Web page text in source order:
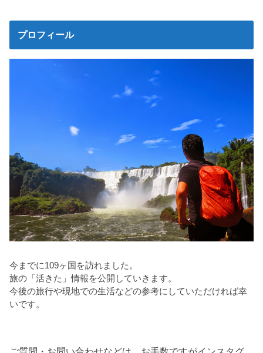
プロフィール
今までに109ヶ国を訪れました。
旅の「活きた」情報を公開していきます。
今後の旅行や現地での生活などの参考にしていただければ幸
いです。